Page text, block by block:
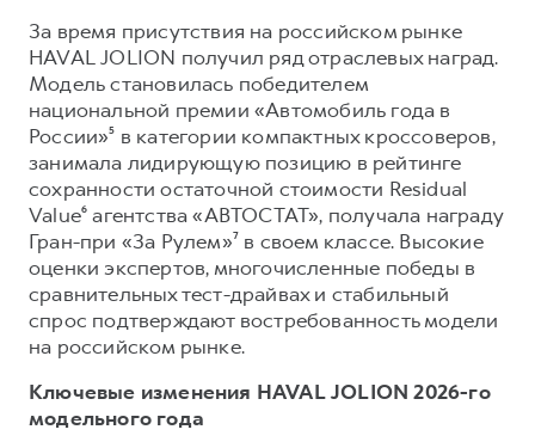
За время присутствия на российском рынке
HAVAL JOLION получил ряд отраслевых наград.
Модель становилась победителем
национальной премии «Автомобиль года в
России»⁵ в категории компактных кроссоверов,
занимала лидирующую позицию в рейтинге
сохранности остаточной стоимости Residual
Value⁶ агентства «АВТОСТАТ», получала награду
Гран-при «За Рулем»⁷ в своем классе. Высокие
оценки экспертов, многочисленные победы в
сравнительных тест-драйвах и стабильный
спрос подтверждают востребованность модели
на российском рынке.
Ключевые изменения HAVAL JOLION 2026-го
модельного года